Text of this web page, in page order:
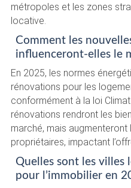
métropoles et les zones
locative.
Comment les
influenceront-elles le
En 2025, les normes
rénovations pour les
conformément à la loi
rénovations rendront les
marché, mais
propriétaires, impactant
Quelles sont les villes
pour l’immobilier en